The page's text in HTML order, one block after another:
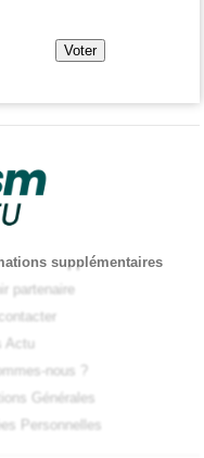
supplémentaires
partenaire
Actu
nous ?
Générales
Personnelles